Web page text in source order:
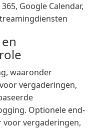
Google Calendar,
waaronder
vergaderingen,
Optionele end-
voor vergaderingen,